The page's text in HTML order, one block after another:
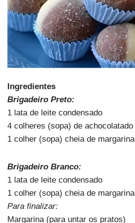
Ingredientes
Brigadeiro Preto:
1 lata de leite condensado
4 colheres (sopa) de achocolatado
1 colher (sopa) cheia de margarina
Brigadeiro Branco:
1 lata de leite condensado
1 colher (sopa) cheia de margarina
Para finalizar:
Margarina (para untar os pratos)